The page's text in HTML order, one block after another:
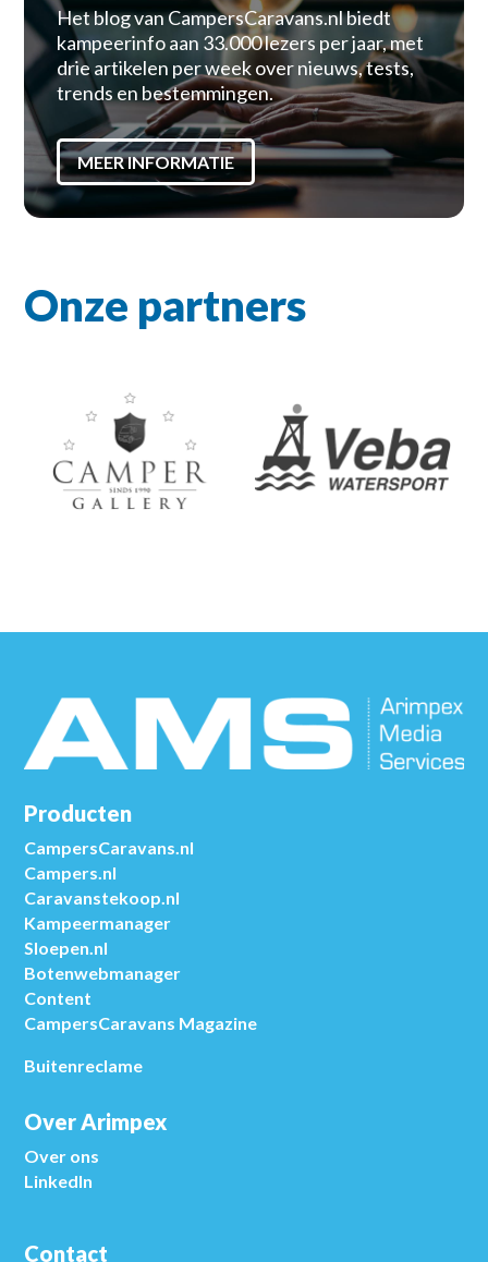
Het blog van CampersCaravans.nl biedt
kampeerinfo aan 33.000 lezers per jaar, met
drie artikelen per week over nieuws, tests,
trends en bestemmingen.
MEER INFORMATIE
Onze partners
Producten
CampersCaravans.nl
Campers.nl
Caravanstekoop.nl
Kampeermanager
Sloepen.nl
Botenwebmanager
Content
CampersCaravans Magazine
Buitenreclame
Over Arimpex
Over ons
LinkedIn
Contact